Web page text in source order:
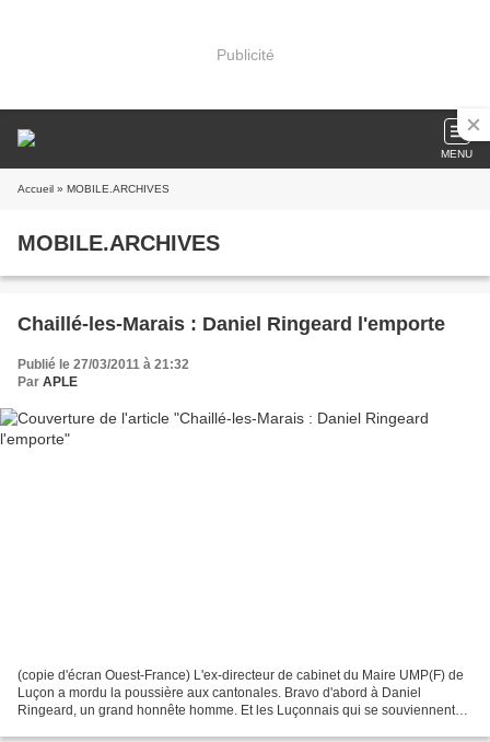
Publicité
MENU
Accueil » MOBILE.ARCHIVES
MOBILE.ARCHIVES
Chaillé-les-Marais : Daniel Ringeard l'emporte
Publié le 27/03/2011 à 21:32
Par APLE
(copie d'écran Ouest-France) L'ex-directeur de cabinet du Maire UMP(F) de
Luçon a mordu la poussière aux cantonales. Bravo d'abord à Daniel
Ringeard, un grand honnête homme. Et les Luçonnais qui se souviennent